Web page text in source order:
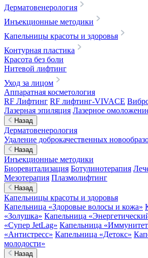
Дерматовенерология
Инъекционные методики
Капельницы красоты и здоровья
Контурная пластика
Красота без боли
Нитевой лифтинг
Уход за лицом
Аппаратная косметология
RF Лифтинг RF лифтинг-VIVACE
Лазерная эпиляция Лазерное
Назад
Дерматовенерология
Удаление доброкачественных
Назад
Инъекционные методики
Биоревитализация Ботулинотерапия
Мезотерапия Плазмолифтинг
Назад
Капельницы красоты и здоровья
Капельница «Здоровые волосы и кожа»
«Золушка» Капельница
«Супер JetLag» Капельница
«Антистресс» Капельница «Детокс»
молодости»
Назад